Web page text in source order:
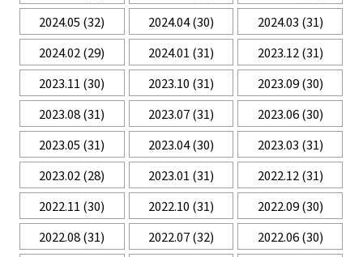
2024.05 (32) 2024.04(30) 2024.03 (31)
2024.02(29) 2024.01 (31) 2023.12(31)
2023.11 (30) 2023.10 (31) 2023.09(30)
2023.08(31) 2023.07(31) 2023.06(30)
2023.05 (31) 2023.04(30) 2023.03 (31)
2023.02(28) 2023.01 (31) 2022.12(31)
2022.11 (30) 2022.10 (31) 2022.09(30)
2022.08(31) 2022.07(32) 2022.06(30)